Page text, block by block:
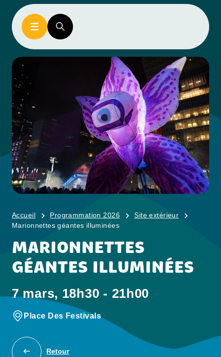
Accueil Programmation 2026
Site extérieur
Marionnettes géantes illuminées
MARIONNETTES
GÉANTES ILLUMINÉES
7 mars, 18h30 - 21h00
Place Des Festivals
Retour